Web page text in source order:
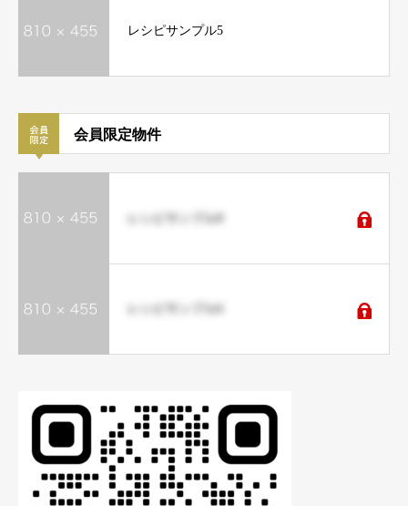
レシピサンプル5
会員限定物件
レシピサンプル8